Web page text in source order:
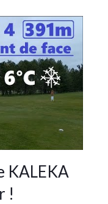
KALEKA
!